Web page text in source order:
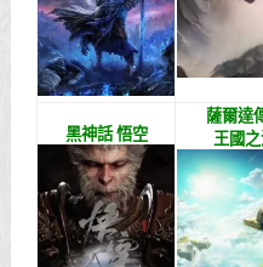
黑神話 悟空
薩爾達
王國